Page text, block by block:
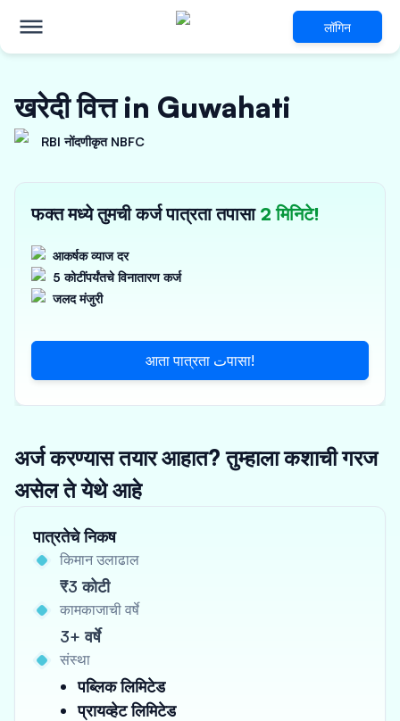
लॉगिन
खरेदी वित्त in Guwahati
RBI नोंदणीकृत NBFC
फक्त मध्ये तुमची कर्ज पात्रता तपासा 2 मिनिटे!
आकर्षक व्याज दर
5 कोटींपर्यंतचे विनातारण कर्ज
जलद मंजुरी
आता पात्रता تपासा!
अर्ज करण्यास तयार आहात? तुम्हाला कशाची गरज
असेल ते येथे आहे
पात्रतेचे निकष
किमान उलाढाल
₹3 कोटी
कामकाजाची वर्षे
3+ वर्षे
संस्था
पब्लिक लिमिटेड
प्रायव्हेट लिमिटेड